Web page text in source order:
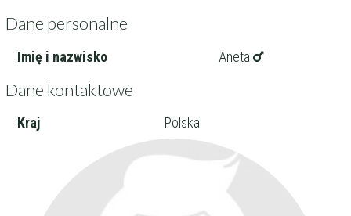
Dane personalne
Imię i nazwisko Aneta
Dane kontaktowe
Kraj Polska